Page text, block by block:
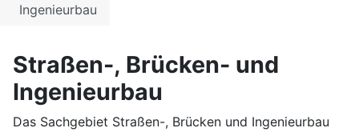
Ingenieurbau
Straßen-, Brücken- und
Ingenieurbau
Das Sachgebiet Straßen-, Brücken und Ingenieurbau